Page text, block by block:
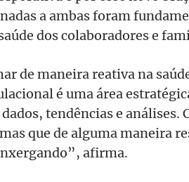
a ambas foram
dos colaboradores e
de maneira reativa na
é uma área
tendências e análises.
que de alguma maneira
afirma.